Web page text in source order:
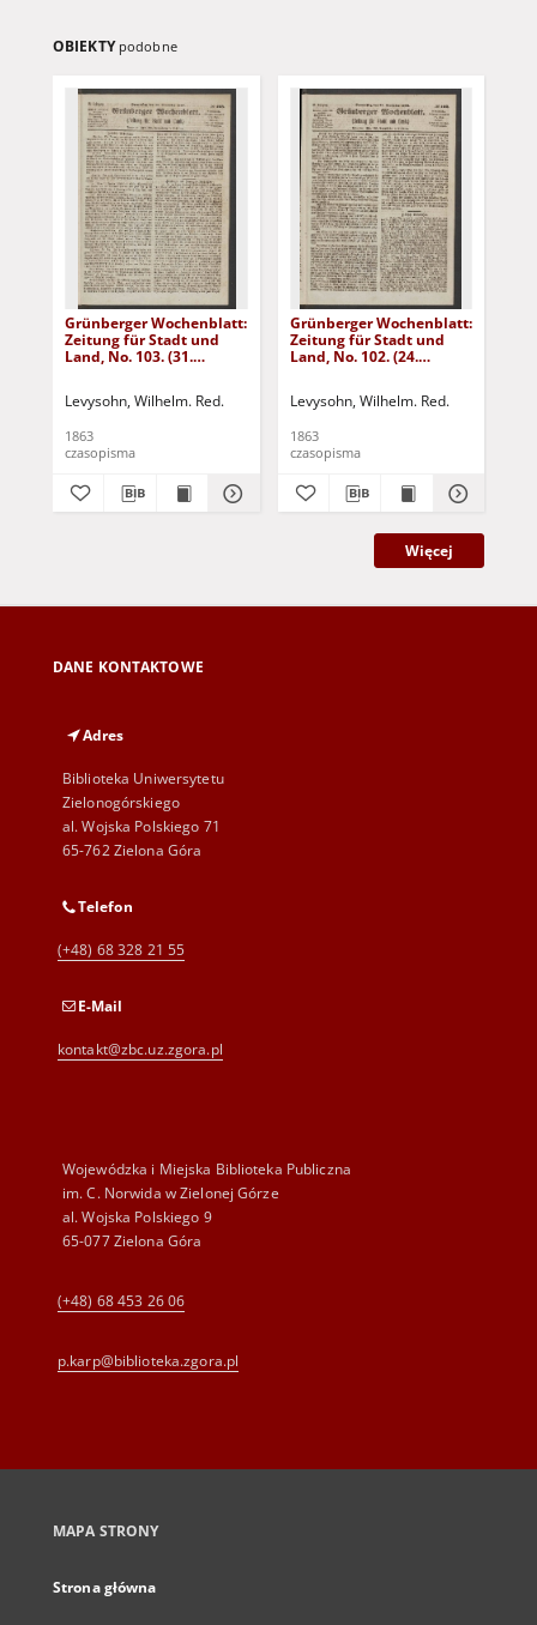
OBIEKTY podobne
Grünberger Wochenblatt:
Zeitung für Stadt und
Land, No. 103. (31.
Levysohn, Wilhelm. Red.
1863
czasopisma
Grünberger Wochenblatt:
Zeitung für Stadt und
Land, No. 102. (24.
Levysohn, Wilhelm. Red.
1863
czasopisma
Więcej
DANE KONTAKTOWE
Adres
Biblioteka Uniwersytetu
Zielonogórskiego
al. Wojska Polskiego 71
65-762 Zielona Góra
Telefon
(+48) 68 328 21 55
E-Mail
kontakt@zbc.uz.zgora.pl
Wojewódzka i Miejska Biblioteka Publiczna
im. C. Norwida w Zielonej Górze
al. Wojska Polskiego 9
65-077 Zielona Góra
(+48) 68 453 26 06
p.karp@biblioteka.zgora.pl
MAPA STRONY
Strona główna